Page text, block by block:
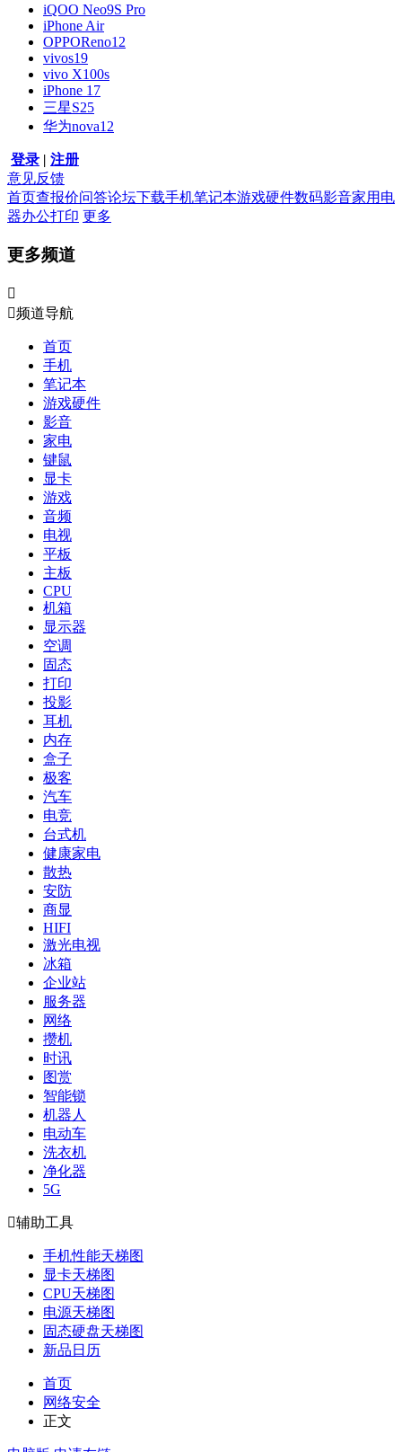
iQOO Neo9S Pro
iPhone Air
OPPOReno12
vivos19
vivo X100s
iPhone 17
三星S25
华为nova12
登录 | 注册
意见反馈
首页查报价问答论坛下载手机笔记本游戏硬件数码影音家用电
器办公打印 更多
更多频道

频道导航
首页
手机
笔记本
游戏硬件
影音
家电
键鼠
显卡
游戏
音频
电视
平板
主板
CPU
机箱
显示器
空调
固态
打印
投影
耳机
内存
盒子
极客
汽车
电竞
台式机
健康家电
散热
安防
商显
HIFI
激光电视
冰箱
企业站
服务器
网络
攒机
时讯
图赏
智能锁
机器人
电动车
洗衣机
净化器
5G
辅助工具
手机性能天梯图
显卡天梯图
CPU天梯图
电源天梯图
固态硬盘天梯图
新品日历
首页
网络安全
正文